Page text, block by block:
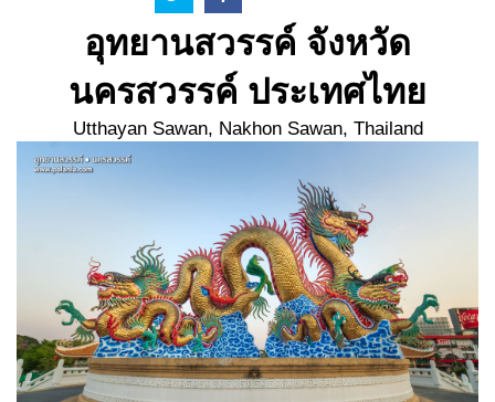
อุทยานสวรรค์ จังหวัด
นครสวรรค์ ประเทศไทย
Utthayan Sawan, Nakhon Sawan, Thailand